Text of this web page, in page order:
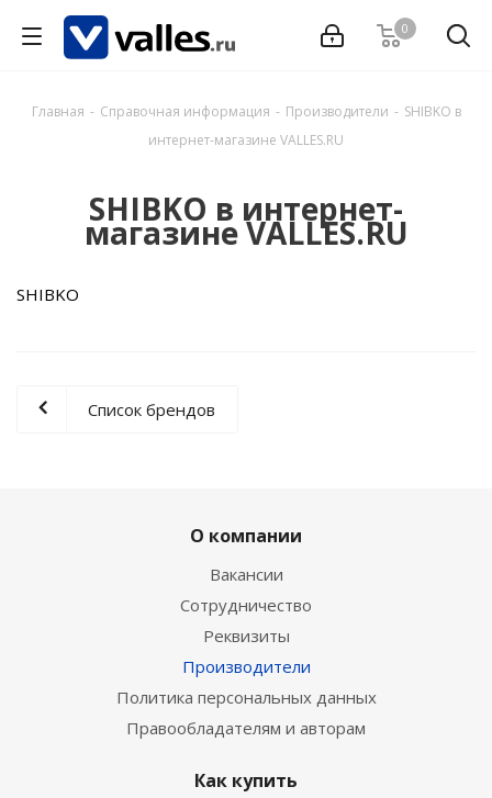
0
Главная - Справочная информация - Производители - SHIBKO в
интернет-магазине VALLES.RU
SHIBKO в интернет-
магазине VALLES.RU
SHIBKO
Список брендов
О компании
Вакансии
Сотрудничество
Реквизиты
Производители
Политика персональных данных
Правообладателям и авторам
Как купить